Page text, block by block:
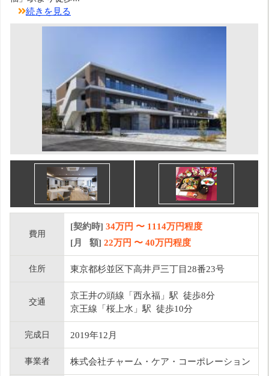
続きを見る
費用
[契約時] 34万円 〜 1114万円程度
[月 額] 22万円 〜 40万円程度
住所 東京都杉並区下高井戸三丁目28番23号
交通
京王井の頭線「西永福」駅 徒歩8分
京王線「桜上水」駅 徒歩10分
完成日 2019年12月
事業者 株式会社チャーム・ケア・コーポレーション